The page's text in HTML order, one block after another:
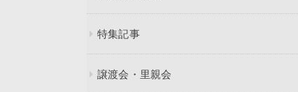
特集記事
譲渡会・里親会